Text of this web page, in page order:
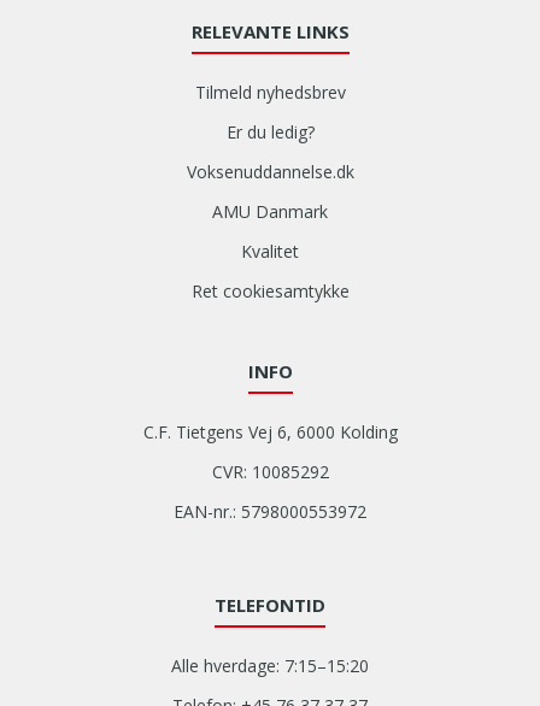
RELEVANTE LINKS
Tilmeld nyhedsbrev
Er du ledig?
Voksenuddannelse.dk
AMU Danmark
Kvalitet
Ret cookiesamtykke
INFO
C.F. Tietgens Vej 6, 6000 Kolding
CVR: 10085292
EAN-nr.: 5798000553972
TELEFONTID
Alle hverdage: 7:15–15:20